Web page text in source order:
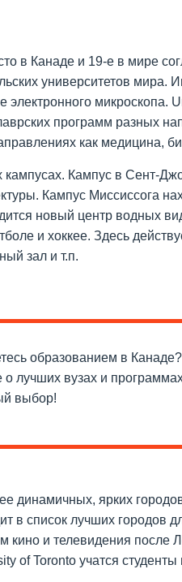
в Канаде и 19-е в мире
университетов мира.
электронного
программ разных
как медицина,
кампусах. Кампус в
Кампус Миссиссога
новый центр водных
и хоккее. Здесь
зал и т.п.
образованием в
о лучших вузах и
выбор!
динамичных, ярких
в список лучших городов
кино и телевидения
of Toronto учатся студенты